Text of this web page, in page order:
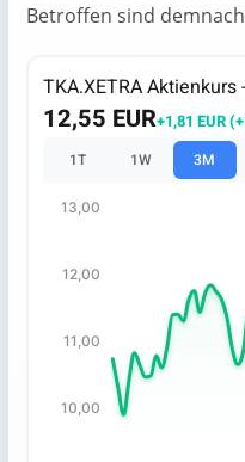
Betroffen sind
TKA.XETRA Aktienkurs
12,55 EUR+1,81 EUR
1T 1W 3M
Chart with 67 data points.
The chart has 1 X axis
The chart has 1 Y
10,00
11,00
12,00
13,00